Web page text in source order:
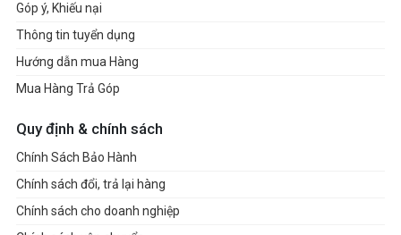
Góp ý, Khiếu nại
Thông tin tuyển dụng
Hướng dẫn mua Hàng
Mua Hàng Trả Góp
Quy định & chính sách
Chính Sách Bảo Hành
Chính sách đổi, trả lại hàng
Chính sách cho doanh nghiệp